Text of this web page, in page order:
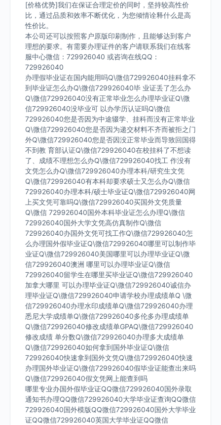
[价格优势]我们在保证合理定价的同时，坚持较高性价
比，通过品质和效率不断优化，为您倾情诠释什么是高
性价比。
本公司还可以按照客户原版印刷制作，且能够达到客户
理想的要求。有需要办理证件的客户请联系我们在线客
服中心微信：729926040 或咨询在线QQ：
729926040
办理假毕业证在国内能用吗Q\微信729926040挂科拿不
到毕业证怎么办Q\微信729926040毕 业证丢了怎么办
Q\微信729926040没有正常毕业怎么办理毕业证Q\微
信729926040没毕业可 以办学历认证吗Q\微信
729926040您是否因为中途辍学、挂科而没有正常毕业
Q\微信729926040您是否因为递交材料不齐而被拒之门
外Q\微信729926040您是否因没正常毕业而导致回国得
不到教 育部认证Q\微信729926040在校挂科了不想读
了、成绩不理想怎么办Q\微信729926040找工 作没有
文凭怎么办Q\微信729926040办理本科/研究生文凭
Q\微信729926040有本科却要求硕士又怎么办Q\微信
729926040办理本科/硕士毕业证Q\微信729926040网
上买文凭可靠吗Q\微信729926040买国外文凭质量
Q\微信 729926040国外本科毕业证怎么办理Q\微信
729926040国外大学文凭高仿真制作Q\微信
729926040办国外文凭可找工作Q\微信729926040怎
么办理国外假毕业证Q\微信729926040哪里可以制作毕
业证Q\微信729926040美国哪里可以办理毕业证Q\微
信729926040澳洲 哪里可以办理毕业证Q\微信
729926040留学生在哪里买毕业证Q\微信729926040
加拿大哪里 可以办理毕业证Q\微信729926040诚信办
理毕业证Q\微信729926040申请学校办理成绩单Q \微
信729926040办理水印成绩单Q\微信729926040办理
悉尼大学成绩单Q\微信729926040多伦多办理成绩单
Q\微信729926040修改成绩单GPAQ\微信729926040
修改成绩 单分数Q\微信729926040办理多大成绩单
Q\微信729926040如何拿到国外毕业证Q\微信
729926040快速拿到国外文凭Q\微信729926040快速
办理国外毕业证Q\微信729926040假毕业证能查出来吗
Q\微信729926040假文凭网上能查到吗
哪里专业办国外假毕业证QQ微信729926040国外录取
通知书办理QQ微信729926040大学毕业证查询QQ微信
729926040国外模版QQ微信729926040国外大学毕业
证QQ微信729926040英国大学毕业证QQ微信